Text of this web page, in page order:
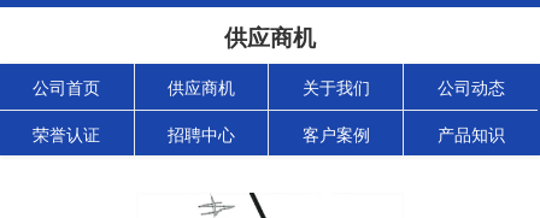
供应商机
公司首页 供应商机 关于我们 公司动态
荣誉认证 招聘中心 客户案例 产品知识